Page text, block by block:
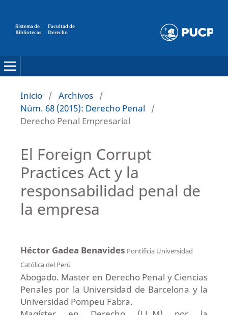
Sistema de
Bibliotecas
Facultad de
Derecho
Inicio / Archivos /
Núm. 68 (2015): Derecho Penal
/
Derecho Penal Empresarial
El Foreign Corrupt
Practices Act y la
responsabilidad penal de
la empresa
Héctor Gadea Benavides Pontificia Universidad
Católica del Perú
Abogado. Master en Derecho Penal y Ciencias
Penales por la Universidad de Barcelona y la
Universidad Pompeu Fabra.